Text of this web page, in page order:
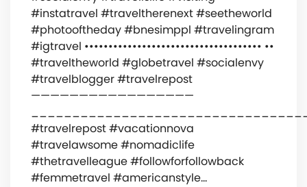
#instatravel #traveltherenext #seetheworld
#photooftheday #bnesimppl #travelingram
#igtravel ••••••••••••••••••••••••••••••••••••• ••
#traveltheworld #globetravel #socialenvy
#travelblogger #travelrepost
—————————————————
#travelrepost #vacationnova
#travelawsome #nomadiclife
#thetravelleague #followforfollowback
#femmetravel #americanstyle…